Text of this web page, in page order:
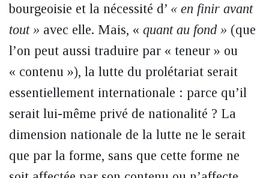
bourgeoisie et la nécessité d’ « en finir avant
tout » avec elle. Mais, « quant au fond » (que
l’on peut aussi traduire par « teneur » ou
« contenu »), la lutte du prolétariat serait
essentiellement internationale : parce qu’il
serait lui-même privé de nationalité ? La
dimension nationale de la lutte ne le serait
que par la forme, sans que cette forme ne